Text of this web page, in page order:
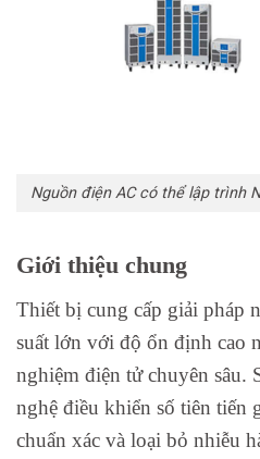
Nguồn điện AC có thể lập trình
Giới thiệu chung
Thiết bị cung cấp giải pháp
suất lớn với độ ổn định cao
nghiệm điện tử chuyên sâu.
nghệ điều khiển số tiên tiến
chuẩn xác và loại bỏ nhiễu